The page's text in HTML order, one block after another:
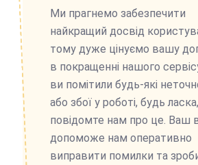
Ми прагнемо забезпечити
найкращий досвід
тому дуже цінуємо вашу
в покращенні нашого
ви помітили будь-які
або збої у роботі, будь ласка,
повідомте нам про це. Ваш
допоможе нам оперативно
виправити помилки та